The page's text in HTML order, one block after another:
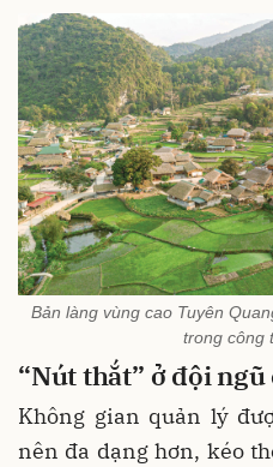
Bản làng vùng cao Tuyên
trong công
“Nút thắt” ở đội ngũ
Không gian quản lý
nên đa dạng hơn, kéo